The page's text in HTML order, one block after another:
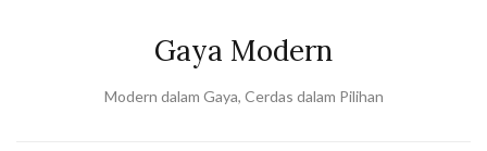
Gaya Modern
Modern dalam Gaya, Cerdas dalam Pilihan